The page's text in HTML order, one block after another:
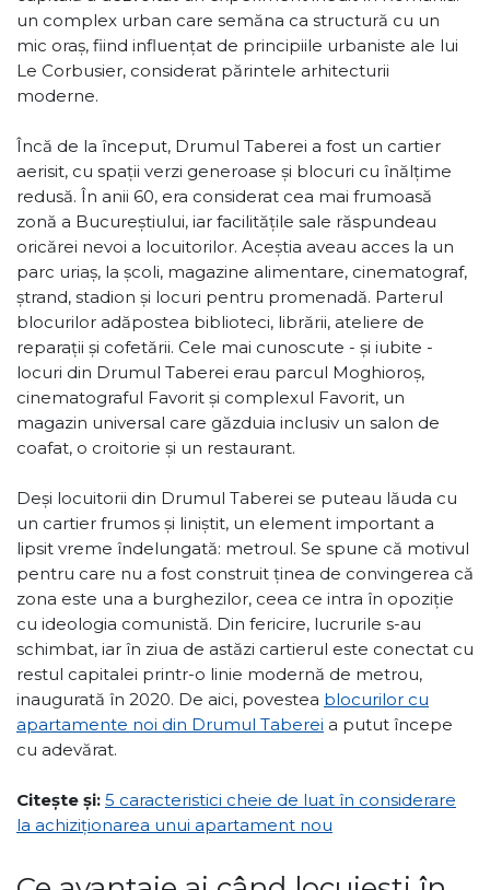
un complex urban care semăna ca structură cu un
mic oraș, fiind influențat de principiile urbaniste ale lui
Le Corbusier, considerat părintele arhitecturii
moderne.
Încă de la început, Drumul Taberei a fost un cartier
aerisit, cu spații verzi generoase și blocuri cu înălțime
redusă. În anii 60, era considerat cea mai frumoasă
zonă a Bucureștiului, iar facilitățile sale răspundeau
oricărei nevoi a locuitorilor. Aceștia aveau acces la un
parc uriaș, la școli, magazine alimentare, cinematograf,
ștrand, stadion și locuri pentru promenadă. Parterul
blocurilor adăpostea biblioteci, librării, ateliere de
reparații și cofetării. Cele mai cunoscute - și iubite -
locuri din Drumul Taberei erau parcul Moghioroș,
cinematograful Favorit și complexul Favorit, un
magazin universal care găzduia inclusiv un salon de
coafat, o croitorie și un restaurant.
Deși locuitorii din Drumul Taberei se puteau lăuda cu
un cartier frumos și liniștit, un element important a
lipsit vreme îndelungată: metroul. Se spune că motivul
pentru care nu a fost construit ținea de convingerea că
zona este una a burghezilor, ceea ce intra în opoziție
cu ideologia comunistă. Din fericire, lucrurile s-au
schimbat, iar în ziua de astăzi cartierul este conectat cu
restul capitalei printr-o linie modernă de metrou,
inaugurată în 2020. De aici, povestea blocurilor cu
apartamente noi din Drumul Taberei a putut începe
cu adevărat.
Citește și: 5 caracteristici cheie de luat în considerare
la achiziționarea unui apartament nou